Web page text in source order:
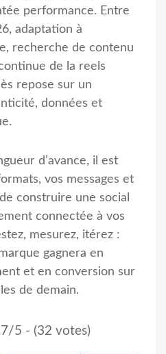
performance. Entre
adaptation à
recherche de contenu
de la reels
repose sur un
données et
d’avance, il est
vos messages et
construire une social
connectée à vos
mesurez, itérez :
gagnera en
et en conversion sur
de demain.
5 - (32 votes)